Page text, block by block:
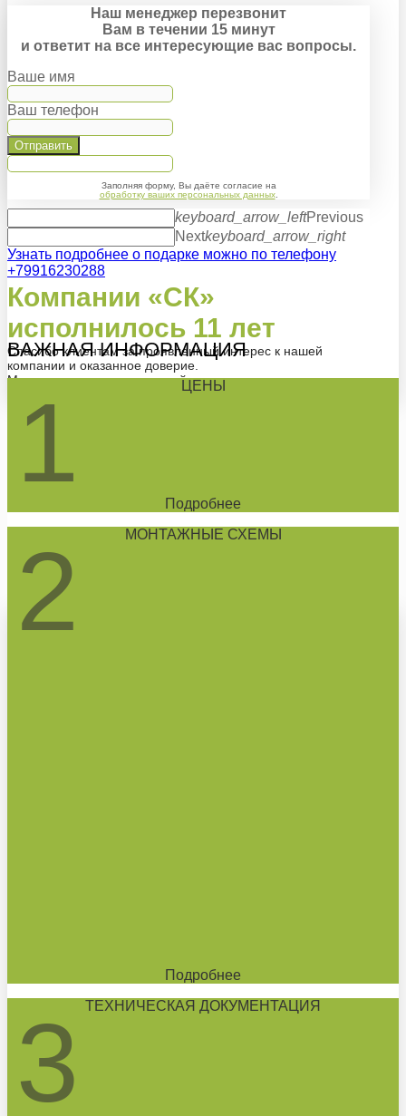
Компании «СК»
исполнилось 11 лет
Спасибо клиентам за проявленный интерес к нашей
компании и оказанное доверие.
Мы надеемся что и в дальнейшем наше сотрудничество
будет плодотворным и успешным!
ВСЕ СТАНЦИИ В
НАЛИЧИИ
Наш менеджер перезвонит
Вам в течении 15 минут
и ответит на все интересующие вас вопросы.
Ваше имя
Ваш телефон
Отправить
Заполняя форму, Вы даёте согласие на
обработку ваших персональных данных.
keyboard_arrow_leftPrevious
Nextkeyboard_arrow_right
Узнать подробнее о подарке можно по телефону
+79916230288
ВАЖНАЯ ИНФОРМАЦИЯ
ЦЕНЫ
Подробнее
1
МОНТАЖНЫЕ СХЕМЫ
Подробнее
2
ТЕХНИЧЕСКАЯ ДОКУМЕНТАЦИЯ
3